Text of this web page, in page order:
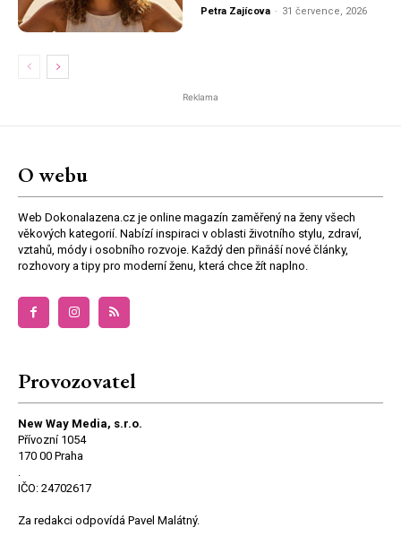
Petra Zajícova - 31 července, 2026
Reklama
O webu
Web Dokonalazena.cz je online magazín zaměřený na ženy všech
věkových kategorií. Nabízí inspiraci v oblasti životního stylu, zdraví,
vztahů, módy i osobního rozvoje. Každý den přináší nové články,
rozhovory a tipy pro moderní ženu, která chce žít naplno.
Provozovatel
New Way Media, s.r.o.
Přívozní 1054
170 00 Praha
.
IČO: 24702617
Za redakci odpovídá Pavel Malátný.